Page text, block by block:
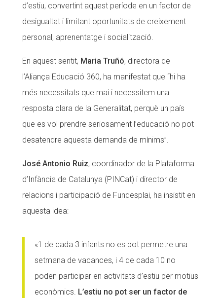
d’estiu, convertint aquest període en un factor de
desigualtat i limitant oportunitats de creixement
personal, aprenentatge i socialització.
En aquest sentit, Maria Truñó, directora de
l’Aliança Educació 360, ha manifestat que “hi ha
més necessitats que mai i necessitem una
resposta clara de la Generalitat, perquè un país
que es vol prendre seriosament l’educació no pot
desatendre aquesta demanda de mínims”.
José Antonio Ruiz, coordinador de la Plataforma
d’Infància de Catalunya (PINCat) i director de
relacions i participació de Fundesplai, ha insistit en
aquesta idea:
«1 de cada 3 infants no es pot permetre una
setmana de vacances, i 4 de cada 10 no
poden participar en activitats d’estiu per motius
econòmics. L’estiu no pot ser un factor de